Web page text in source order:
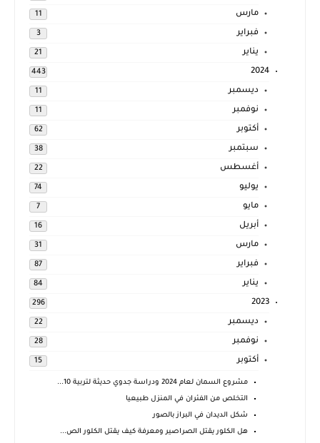
مارس 11
فبراير 3
يناير 21
2024
443
ديسمبر 11
نوفمبر 11
أكتوبر 62
سبتمبر 38
أغسطس 22
يوليو 74
مايو 7
أبريل 16
مارس 31
فبراير 87
يناير 84
2023
296
ديسمبر 22
نوفمبر 28
أكتوبر 15
مشروع السمان لعام 2024 ودراسة جدوي حديثة لتربية 10...
التخلص من الفئران في المنزل طبيعيا
شكل الديدان في البراز بالصور
هل الكلور يقتل الصراصير ومعرفة كيف يقتل الكلور الص...